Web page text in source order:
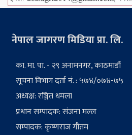
नेपाल जागरण मिडिया प्रा. लि.
का. मा. पा. - २९ अनामनगर, काठमाडौं
सूचना विभाग दर्ता नं. : ५७४/०७४-७५
अध्यक्ष: रञ्जित धमला
प्रधान सम्पादक: संजना मल्ल
सम्पादक: कृष्णराज गौतम